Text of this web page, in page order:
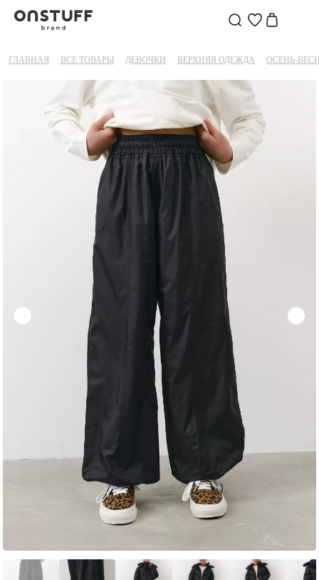
ГЛАВНАЯ ВСЕ ТОВАРЫ ДЕВОЧКИ ВЕРХНЯЯ ОДЕЖДА ОСЕНЬ-